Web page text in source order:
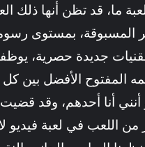
ما، قد تظن أنها ذلك
المسبوقة، بمستوى
جديدة حصرية،
المفتوح الأفضل بين
من اللعب في لعبة فيديو